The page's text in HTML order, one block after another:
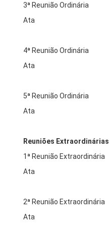
3ª Reunião Ordinária
Ata
4ª Reunião Ordinária
Ata
5ª Reunião Ordinária
Ata
Reuniões Extraordinárias
1ª Reunião Extraordinária
Ata
2ª Reunião Extraordinária
Ata